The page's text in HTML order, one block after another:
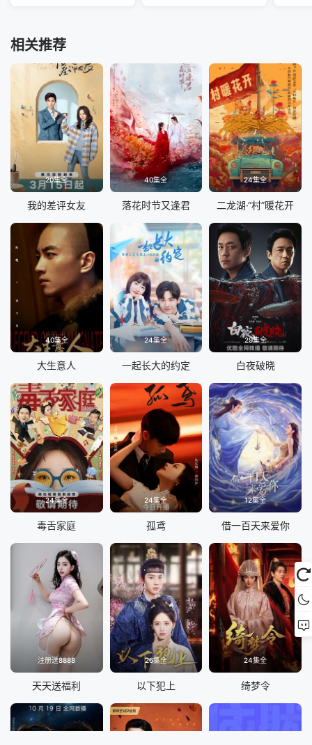
相关推荐
20集全
我的差评女友
40集全
落花时节又逢君
24集全
二龙湖·“村”暖花开
40集全
大生意人
24集全
一起长大的约定
29集全
白夜破晓
24集全
毒舌家庭
24集全
孤鸢
12集全
借一百天来爱你
注册送8888
天天送福利
26集全
以下犯上
24集全
绮梦令